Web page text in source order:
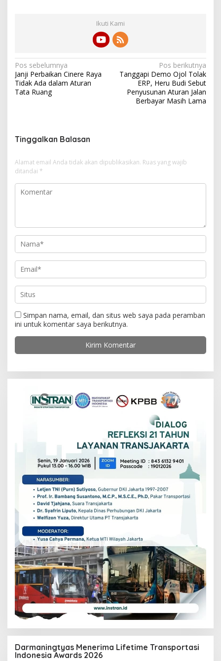
Ikuti Kami
N
a
v
a
i
p
o
Pos sebelumnya
Janji Perbaikan Cinere Raya
Tidak Ada dalam Aturan
Tata Ruang
Pos berikutnya
Tanggapi Demo Ojol Tolak
ERP, Heru Budi Sebut
Penyusunan Aturan Jalan
Berbayar Masih Lama
Tinggalkan Balasan
Alamat email Anda tidak akan dipublikasikan. Ruas yang wajib
ditandai *
Simpan nama, email, dan situs web saya pada peramban
ini untuk komentar saya berikutnya.
Darmaningtyas Menerima Lifetime Transportasi
Indonesia Awards 2026